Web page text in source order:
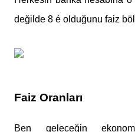
değilde 8 é olduğunu faiz
Faiz Oranları
Ben geleceğin